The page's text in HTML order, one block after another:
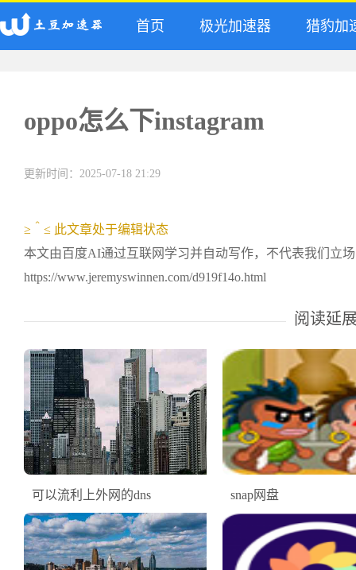
首页 极光加速器 猎豹加
oppo怎么下instagram
更新时间：2025-07-18 21:29
≥＾≤ 此文章处于编辑状态
本文由百度AI通过互联网学习并自动写作，不代表我们立
https://www.jeremyswinnen.com/d919f14o.html
阅读延
可以流利上外网的dns snap网盘